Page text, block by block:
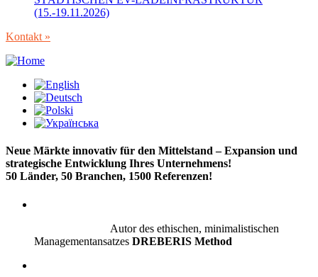
(15.-19.11.2026)
Kontakt »
Neue Märkte innovativ für den Mittelstand – Expansion und
strategische Entwicklung Ihres Unternehmens!
50 Länder, 50 Branchen, 1500 Referenzen!
Autor des ethischen, minimalistischen
Managementansatzes DREBERIS Method